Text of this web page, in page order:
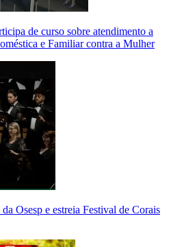
de curso sobre atendimento a
e Familiar contra a Mulher
Osesp e estreia Festival de Corais